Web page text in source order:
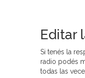
Editar
Si tenés la
radio podés
todas las